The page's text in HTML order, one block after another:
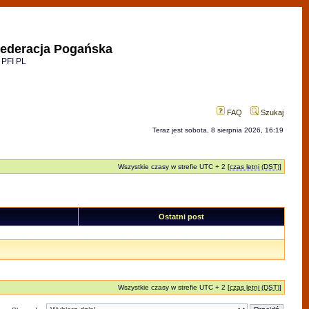
Pogańska
PL
FAQ Szukaj
Teraz jest sobota, 8 sierpnia 2026, 16:19
Wszystkie czasy w strefie UTC + 2 [czas letni (DST)]
Ostatni post
Wszystkie czasy w strefie UTC + 2 [czas letni (DST)]